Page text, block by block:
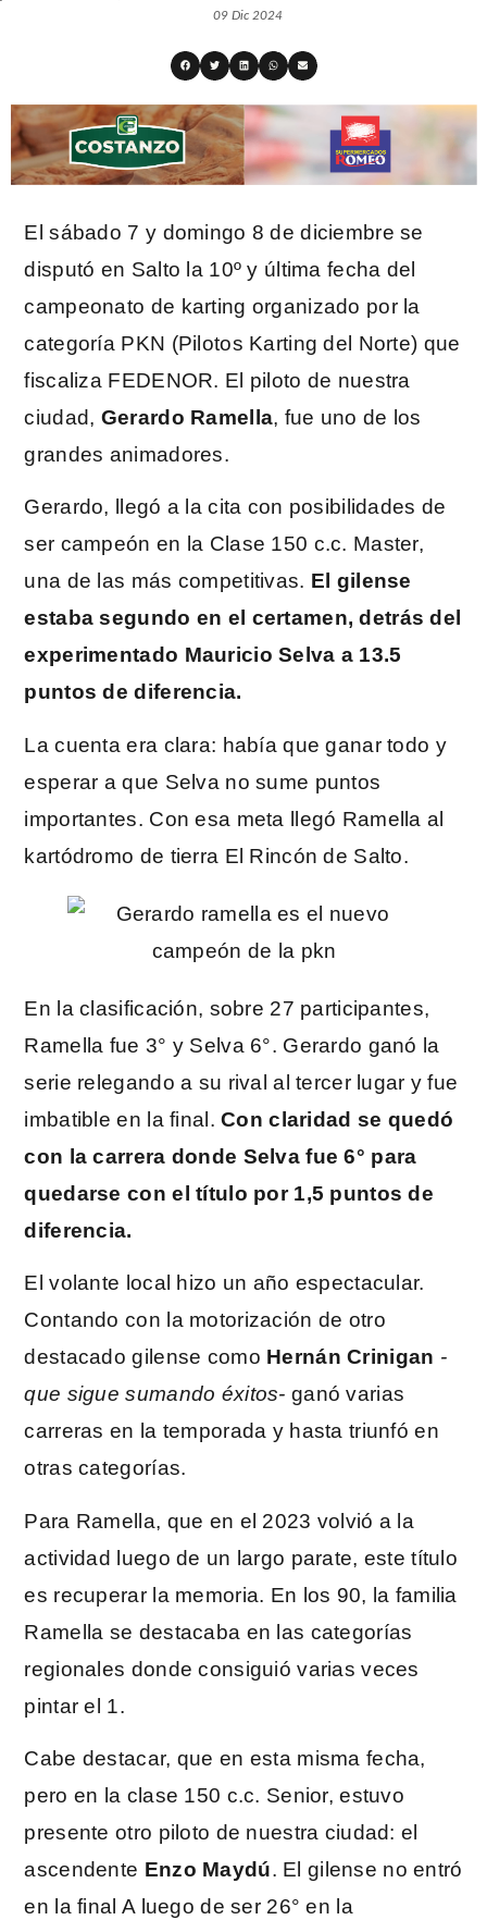
09 Dic 2024
El sábado 7 y domingo 8 de diciembre se
disputó en Salto la 10º y última fecha del
campeonato de karting organizado por la
categoría PKN (Pilotos Karting del Norte) que
fiscaliza FEDENOR. El piloto de nuestra
ciudad, Gerardo Ramella , fue uno de los
grandes animadores.
Gerardo, llegó a la cita con posibilidades de
ser campeón en la Clase 150 c.c. Master,
una de las más competitivas. El gilense
estaba segundo en el certamen, detrás del
experimentado Mauricio Selva a 13.5
puntos de diferencia.
La cuenta era clara: había que ganar todo y
esperar a que Selva no sume puntos
importantes. Con esa meta llegó Ramella al
kartódromo de tierra El Rincón de Salto.
En la clasificación, sobre 27 participantes,
Ramella fue 3° y Selva 6°. Gerardo ganó la
serie relegando a su rival al tercer lugar y fue
imbatible en la final.Con claridad se quedó
con la carrera donde Selva fue 6° para
quedarse con el título por 1,5 puntos de
diferencia.
El volante local hizo un año espectacular.
Contando con la motorización de otro
destacado gilense como Hernán Crinigan -
que sigue sumando éxitos- ganó varias
carreras en la temporada y hasta triunfó en
otras categorías.
Para Ramella, que en el 2023 volvió a la
actividad luego de un largo parate, este título
es recuperar la memoria. En los 90, la familia
Ramella se destacaba en las categorías
regionales donde consiguió varias veces
pintar el 1.
Cabe destacar, que en esta misma fecha,
pero en la clase 150 c.c. Senior, estuvo
presente otro piloto de nuestra ciudad: el
ascendente Enzo Maydú . El gilense no entró
en la final A luego de ser 26° en la